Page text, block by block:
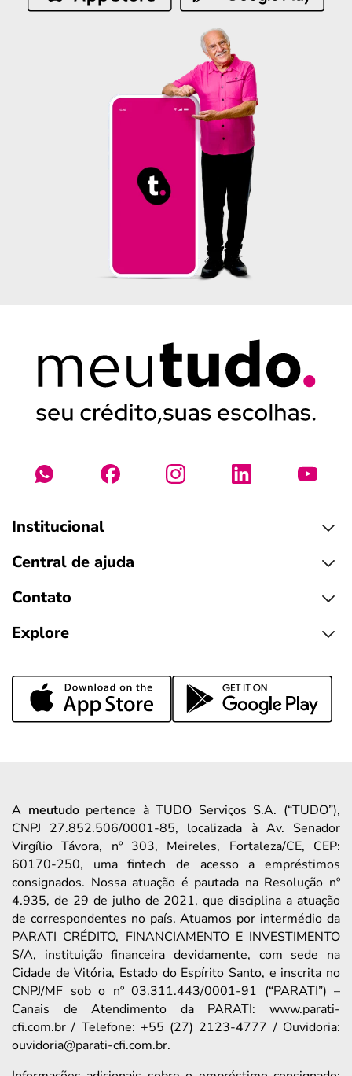
Institucional
Central de ajuda
Contato
Explore
A meutudopertence à TUDO Serviços S.A. (“TUDO”),
CNPJ 27.852.506/0001-85, localizada à Av. Senador
Virgílio Távora, nº 303, Meireles, Fortaleza/CE, CEP:
60170-250, uma fintech de acesso a empréstimos
consignados. Nossa atuação é pautada na Resolução nº
4.935, de 29 de julho de 2021, que disciplina a atuação
de correspondentes no país. Atuamos por intermédio da
PARATI CRÉDITO, FINANCIAMENTO E INVESTIMENTO
S/A, instituição financeira devidamente, com sede na
Cidade de Vitória, Estado do Espírito Santo, e inscrita no
CNPJ/MF sob o nº 03.311.443/0001-91 (“PARATI”) –
Canais de Atendimento da PARATI: www.parati-
cfi.com.br / Telefone: +55 (27) 2123-4777 / Ouvidoria:
ouvidoria@parati-cfi.com.br.